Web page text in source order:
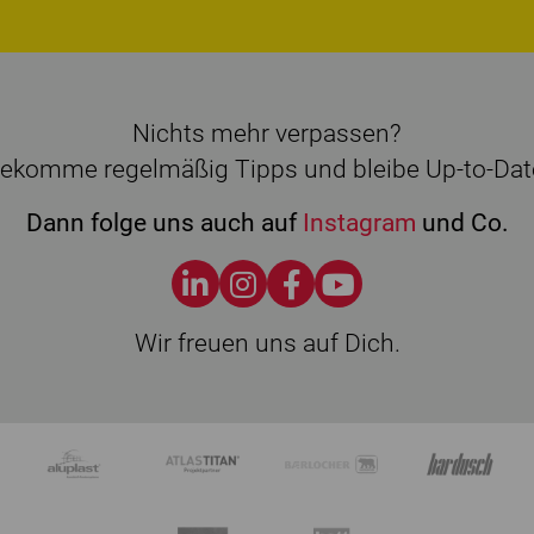
Nichts mehr verpassen?
regelmäßig Tipps und bleibe Up-to-
Dann folge uns auch auf Instagram und Co.
Wir freuen uns auf Dich.